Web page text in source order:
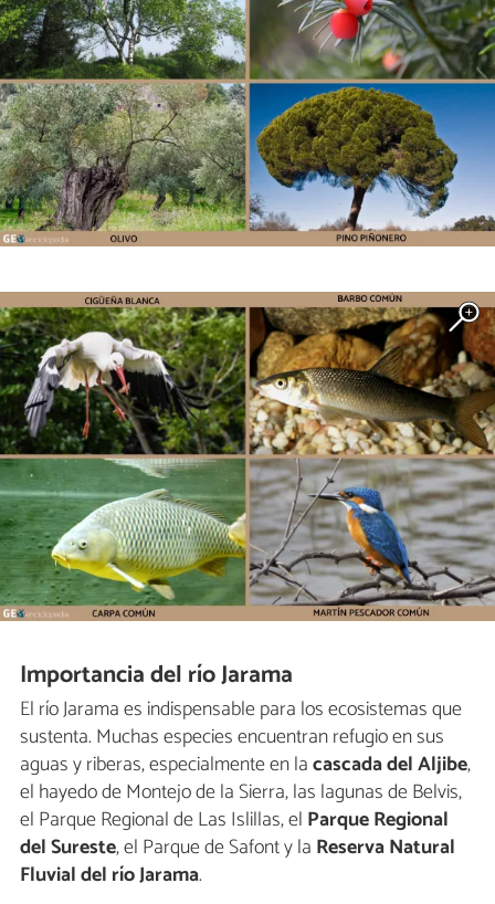
Importancia del río Jarama
El río Jarama es indispensable para los ecosistemas que
sustenta. Muchas especies encuentran refugio en sus
aguas y riberas, especialmente en lacascada del Aljibe,
el hayedo de Montejo de la Sierra, las lagunas de Belvis,
el Parque Regional de Las Islillas, el Parque Regional
del Sureste, el Parque de Safont y la Reserva Natural
Fluvial del río Jarama.